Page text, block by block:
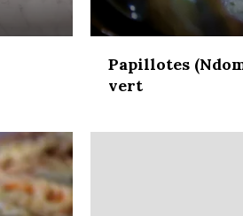
Papillotes
vert